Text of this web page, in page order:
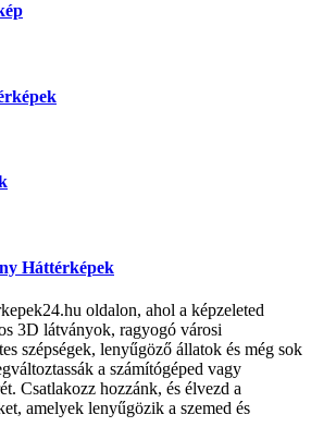
Háttérképek
oldalon, ahol a képzeleted
3D látványok, ragyogó városi
szépségek, lenyűgöző állatok és még sok
a számítógéped vagy
Csatlakozz hozzánk, és élvezd a
amelyek lenyűgözik a szemed és